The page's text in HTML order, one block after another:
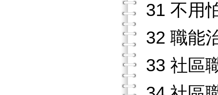
31 不用
32 職能
33 社區